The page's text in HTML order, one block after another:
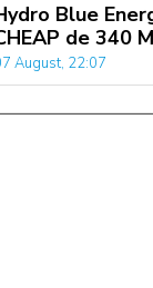
Blue
de 340
August, 22:07